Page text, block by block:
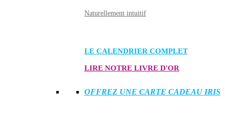
Naturellement intuitif
LE CALENDRIER COMPLET
LIRE NOTRE LIVRE D'OR
OFFREZ UNE CARTE CADEAU IRIS